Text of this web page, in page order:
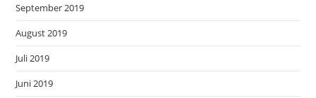
September 2019
August 2019
Juli 2019
Juni 2019